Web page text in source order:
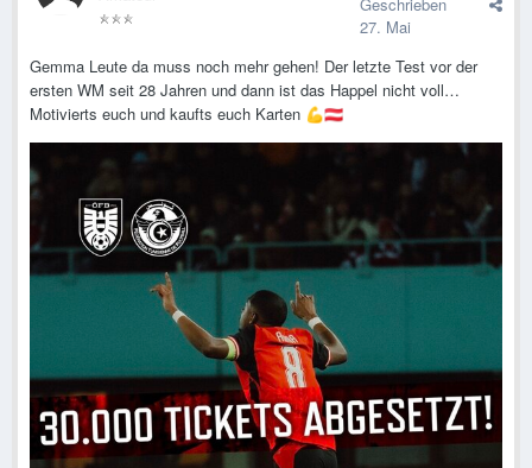
Geschrieben
27. Mai
Gemma Leute da muss noch mehr gehen! Der letzte Test vor der
ersten WM seit 28 Jahren und dann ist das Happel nicht voll…
Motivierts euch und kaufts euch Karten 💪🇦🇹